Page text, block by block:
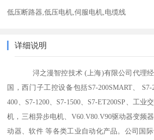
低压断路器,低压电机,伺服电机,电缆线
详细说明
浔之漫智控技术 (上海)有限公司代理经
国，西门子工控设备包括S7-200SMART、 S7-
400、S7-1200、S7-1500、S7-ET200SP、工业
机，三相异步电机、V60.V80.V90驱动器变频
动器、软件 等各类工业自动化产品。公司国